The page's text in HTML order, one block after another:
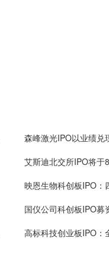
森峰激光IPO以业绩兑
艾斯迪北交所IPO将于